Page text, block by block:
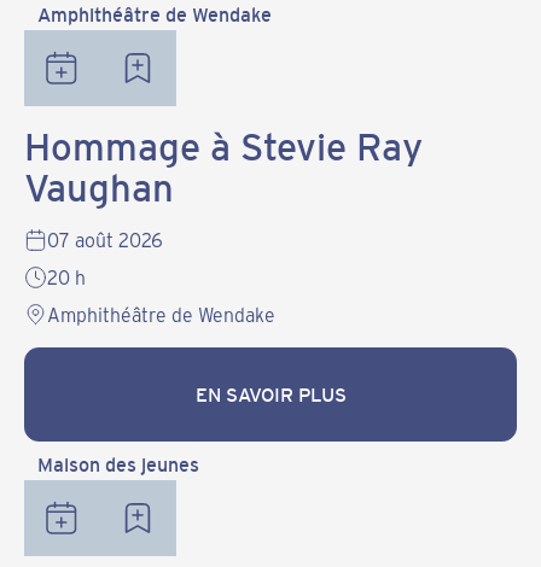
Amphithéâtre de Wendake
Hommage à Stevie Ray
Vaughan
07 août 2026
20 h
Amphithéâtre de Wendake
EN SAVOIR PLUS
EN SAVOIR PLUS
Maison des jeunes